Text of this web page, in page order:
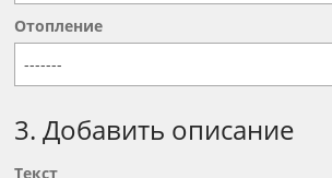
Отопление
-------
3. Добавить описание
Текст